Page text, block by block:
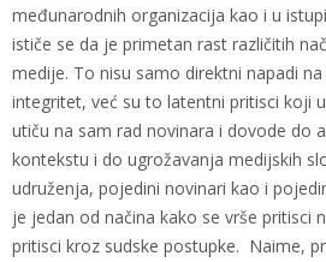
međunarodnih organizacija kao i u
ističe se da je primetan rast različitih
medije. To nisu samo direktni napadi
integritet, već su to latentni pritisci koji
utiču na sam rad novinara i dovode do
kontekstu i do ugrožavanja medijskih
udruženja, pojedini novinari kao i
je jedan od načina kako se vrše pritisci
pritisci kroz sudske postupke. Naime,